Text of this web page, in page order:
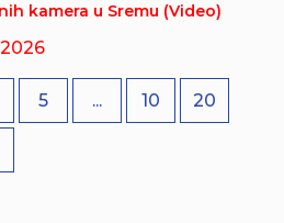
kamera u Sremu (Video)
2026
5 ... 10 20